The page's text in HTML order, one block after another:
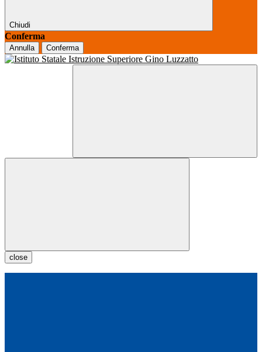
Chiudi
Conferma
Annulla Conferma
close